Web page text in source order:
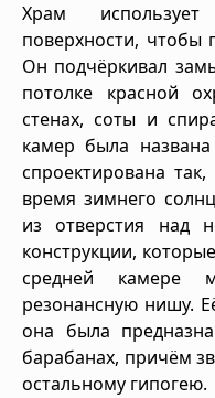
Храм
поверхности, чтобы
Он подчёркивал
потолке красной
стенах, соты и
камер была
спроектирована
время зимнего
из отверстия над
конструкции,
средней камере
резонансную нишу.
она была
барабанах, причём
остальному гипогею.